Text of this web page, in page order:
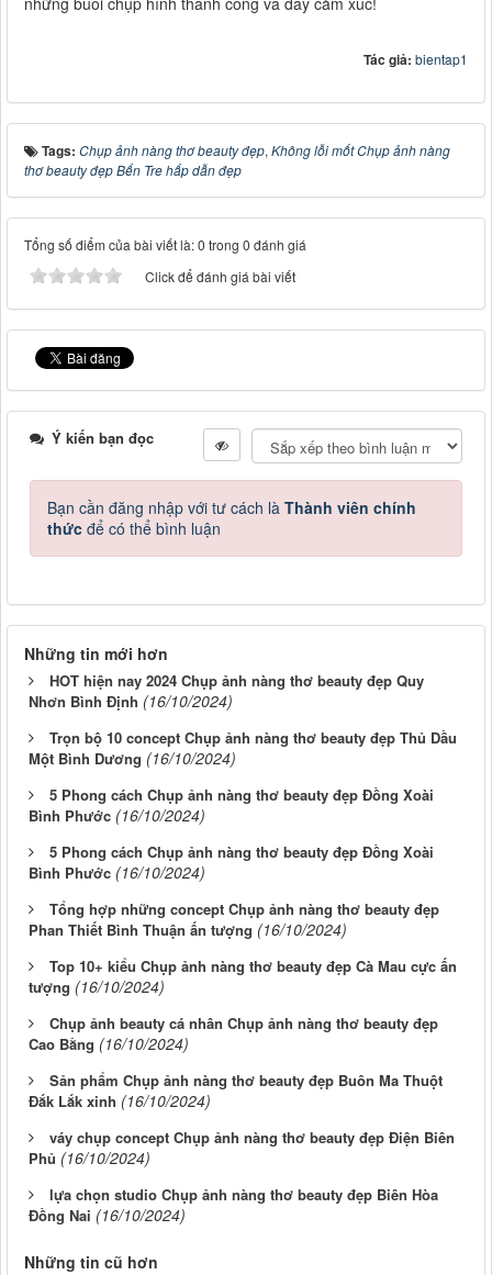
Tác giả: bientap1
Tags: Chụp ảnh nàng thơ beauty đẹp, Không lỗi mốt Chụp ảnh nàng
thơ beauty đẹp Bến Tre hấp dẫn đẹp
Tổng số điểm của bài viết là: 0 trong 0 đánh giá
Click để đánh giá bài viết
Ý kiến bạn đọc
Bạn cần đăng nhập với tư cách là Thành viên chính
thức để có thể bình luận
Những tin mới hơn
HOT hiện nay 2024 Chụp ảnh nàng thơ beauty đẹp Quy
Nhơn Bình Định (16/10/2024)
Trọn bộ 10 concept Chụp ảnh nàng thơ beauty đẹp Thủ Dầu
Một Bình Dương (16/10/2024)
5 Phong cách Chụp ảnh nàng thơ beauty đẹp Đồng Xoài
Bình Phước (16/10/2024)
5 Phong cách Chụp ảnh nàng thơ beauty đẹp Đồng Xoài
Bình Phước (16/10/2024)
Tổng hợp những concept Chụp ảnh nàng thơ beauty đẹp
Phan Thiết Bình Thuận ấn tượng (16/10/2024)
Top 10+ kiểu Chụp ảnh nàng thơ beauty đẹp Cà Mau cực ấn
tượng (16/10/2024)
Chụp ảnh beauty cá nhân Chụp ảnh nàng thơ beauty đẹp
Cao Bằng (16/10/2024)
Sản phẩm Chụp ảnh nàng thơ beauty đẹp Buôn Ma Thuột
Đắk Lắk xinh (16/10/2024)
váy chụp concept Chụp ảnh nàng thơ beauty đẹp Điện Biên
Phủ (16/10/2024)
lựa chọn studio Chụp ảnh nàng thơ beauty đẹp Biên Hòa
Đồng Nai (16/10/2024)
Những tin cũ hơn